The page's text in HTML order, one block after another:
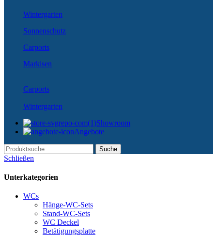
Wintergarten
Sonnenschutz
Carports
Markisen
Carports
Wintergarten
Showroom
Angebote
Suche
Schließen
Unterkategorien
WCs
Hänge-WC-Sets
Stand-WC-Sets
WC Deckel
Betätigungsplatte